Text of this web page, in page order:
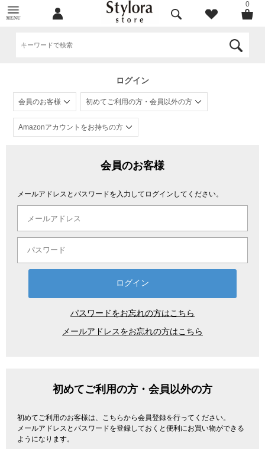
0
ログイン
会員のお客様 初めてご利用の方・会員以外の方
Amazonアカウントをお持ちの方
会員のお客様
メールアドレスとパスワードを入力してログインしてください。
パスワードをお忘れの方はこちら
メールアドレスをお忘れの方はこちら
初めてご利用の方・会員以外の方
初めてご利用のお客様は、こちらから会員登録を行ってください。
メールアドレスとパスワードを登録しておくと便利にお買い物ができる
ようになります。